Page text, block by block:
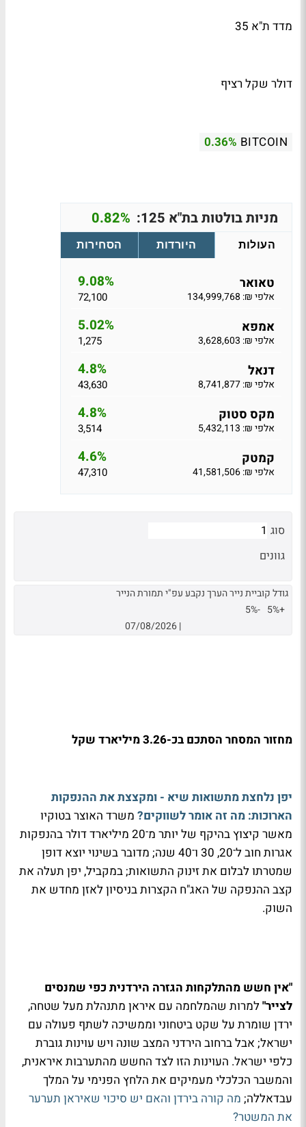
מדד ת"א 35
דולר שקל רציף
BITCOIN
0.36%
מניות בולטות בת"א 125: 0.82%
העולות היורדות הסחירות
טאואר 9.08%
אלפי ₪: 134,999,768 72,100
אמפא 5.02%
אלפי ₪: 3,628,603 1,275
דנאל 4.8%
אלפי ₪: 8,741,877 43,630
מקס סטוק 4.8%
אלפי ₪: 5,432,113 3,514
קמטק 4.6%
אלפי ₪: 41,581,506 47,310
סוג
גוונים
גודל קוביית נייר הערך נקבע עפ"י תמורת הנייר
+5%
-5%
|
07/08/2026
מחזור המסחר הסתכם בכ-3.26 מיליארד שקל
יפן נלחצת מתשואות שיא - ומקצצת את ההנפקות
הארוכות: מה זה אומר לשווקים? משרד האוצר בטוקיו
מאשר קיצוץ בהיקף של יותר מ־20 מיליארד דולר בהנפקות
אגרות חוב ל־20, 30 ו־40 שנה; מדובר בשינוי יוצא דופן
שמטרתו לבלום את זינוק התשואות; במקביל, יפן תעלה את
קצב ההנפקה של האג"ח הקצרות בניסיון לאזן מחדש את
השוק.
"אין חשש מהתלקחות הגזרה הירדנית כפי שמנסים
לצייר"למרות שהמלחמה עם איראן מתנהלת מעל שטחה,
ירדן שומרת על שקט ביטחוני וממשיכה לשתף פעולה עם
ישראל; אבל ברחוב הירדני המצב שונה ויש עוינות גוברת
כלפי ישראל. העוינות הזו לצד החשש מהתערבות איראנית,
והמשבר הכלכלי מעמיקים את הלחץ הפנימי על המלך
עבדאללה; מה קורה בירדן והאם יש סיכוי שאיראן תערער
את המשטר?